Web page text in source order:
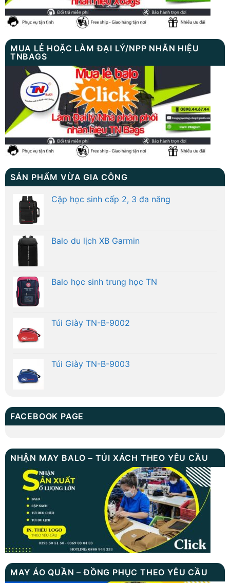
MUA LẺ HOẶC LÀM ĐẠI LÝ/NPP NHÃN HIỆU
TNBAGS
SẢN PHẨM VỪA GIA CÔNG
Cặp học sinh cấp 2, 3 đa năng
Balo du lịch XB Garmin
Balo học sinh trung học TN
Túi Giày TN-B-9002
Túi Giày TN-B-9003
FACEBOOK PAGE
NHẬN MAY BALO – TÚI XÁCH THEO YÊU CẦU
MAY ÁO QUẦN – ĐỒNG PHỤC THEO YÊU CẦU